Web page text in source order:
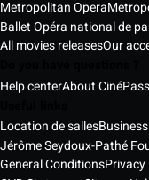
Metropolitan Opera
Ballet Opéra national de
All movies releasesOur
Help centerAbout CinéPass
Location de salles
Jérôme Seydoux-Pathé
General ConditionsPrivacy